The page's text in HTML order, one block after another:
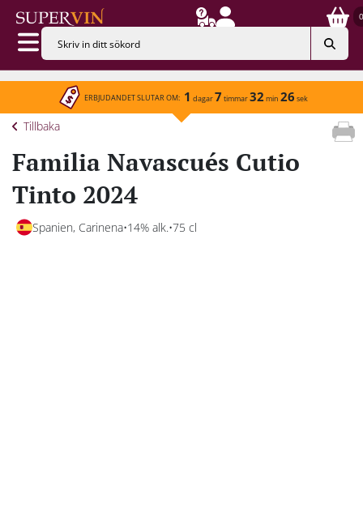
0
ERBJUDANDET SLUTAR OM: 1 dagar7 timmar32 min 26 sek
Tillbaka
Familia Navascués Cutio
Tinto 2024
Spanien, Carinena 14% alk. 75 cl